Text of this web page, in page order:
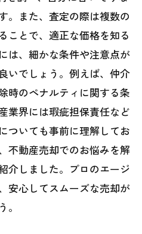
。また、査定の際は複数の
ことで、適正な価格を知る
は、細かな条件や注意点が
いでしょう。例えば、仲介
時のペナルティに関する条
業界には瑕疵担保責任など
ついても事前に理解してお
不動産売却でのお悩みを解
介しました。プロのエージ
安心してスムーズな売却が